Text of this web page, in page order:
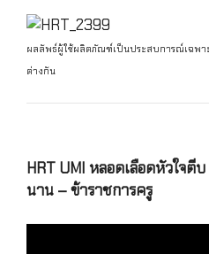
ผลลัพธ์ผู้ใช้ผลิตภัณฑ์เป็นประสบการณ์เฉพ
ต่างกัน
HRT UMI หลอดเลือดหัวใจตีบ
นาน – ข้าราชการครู